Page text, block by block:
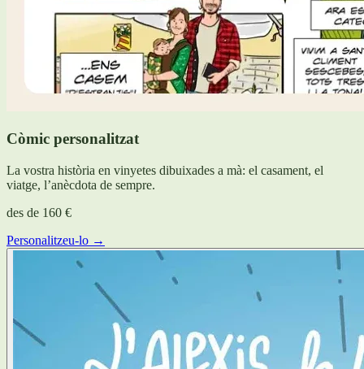
Còmic personalitzat
La vostra història en vinyetes dibuixades a mà: el casament, el
viatge, l’anècdota de sempre.
des de 160 €
Personalitzeu-lo →